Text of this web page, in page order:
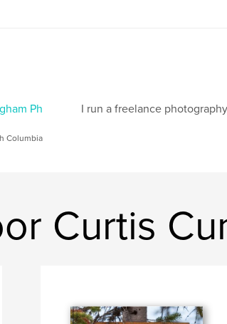
Ph
Columbia
I run a freelance
Curtis